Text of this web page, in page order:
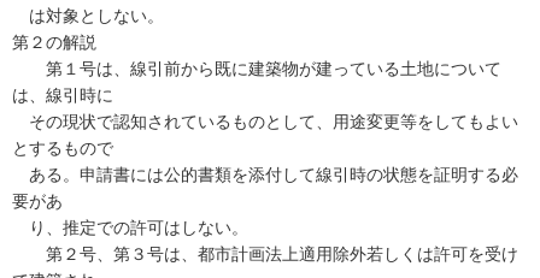
は対象としない。
第２の解説
第１号は、線引前から既に建築物が建っている土地について
は、線引時に
その現状で認知されているものとして、用途変更等をしてもよい
とするもので
ある。申請書には公的書類を添付して線引時の状態を証明する必
要があ
り、推定での許可はしない。
第２号、第３号は、都市計画法上適用除外若しくは許可を受け